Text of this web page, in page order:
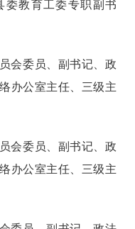
委教育工委专职副书
会委员、副书记、政
办公室主任、三级主
会委员、副书记、政
办公室主任、三级主